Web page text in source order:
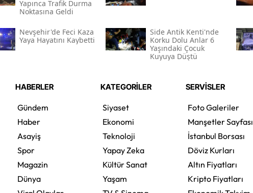
Yapınca Trafik Durma
Noktasına Geldi
Nevşehir'de Feci Kaza
Yaya Hayatını Kaybetti
Side Antik Kenti'nde
Korku Dolu Anlar 6
Yaşındaki Çocuk
Kuyuya Düştü
HABERLER
Gündem
Haber
Asayiş
Spor
Magazin
Dünya
KATEGORİLER
Siyaset
Ekonomi
Teknoloji
Yapay Zeka
Kültür Sanat
Yaşam
SERVİSLER
Foto Galeriler
Manşetler Sayfası
İstanbul Borsası
Döviz Kurları
Altın Fiyatları
Kripto Fiyatları